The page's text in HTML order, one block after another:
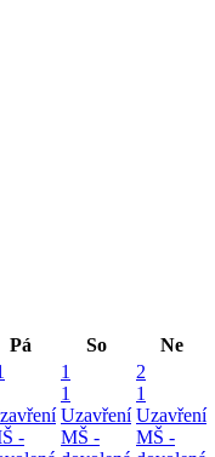
Pá So
Ne
-
1
1
Uzavření
MŠ -
2
1
Uzavření
MŠ -